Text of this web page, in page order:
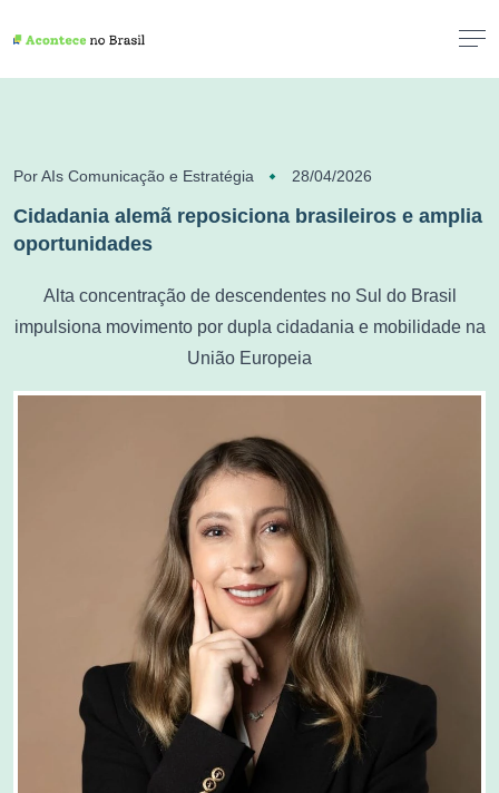
Por AIs Comunicação e Estratégia 28/04/2026
Cidadania alemã reposiciona brasileiros e amplia
oportunidades
Alta concentração de descendentes no Sul do Brasil
impulsiona movimento por dupla cidadania e mobilidade na
União Europeia